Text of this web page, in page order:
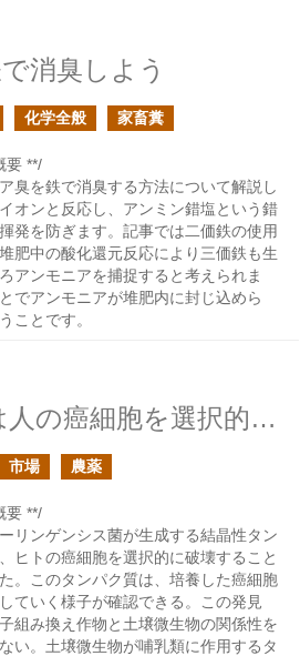
消臭しよう
化学全般 家畜糞
要 **/
臭を鉄で消臭する方法について解説し
オンと反応し、アンミン錯塩という錯
発を防ぎます。記事では二価鉄の使用
肥中の酸化還元反応により三価鉄も生
アンモニアを捕捉すると考えられま
でアンモニアが堆肥内に封じ込めら
ことです。
非殺虫性のBTは人の癌細胞を選択的に破壊する
市場 農薬
要 **/
リンゲンシス菌が生成する結晶性タン
ヒトの癌細胞を選択的に破壊すること
。このタンパク質は、培養した癌細胞
ていく様子が確認できる。この発見
組み換え作物と土壌微生物の関係性を
い。土壌微生物が哺乳類に作用するタ